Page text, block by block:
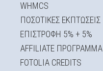
WHMCS
ΠΟΣΟΤΙΚΕΣ ΕΚΠΤΩΣΕΙΣ
ΕΠΙΣΤΡΟΦΗ 5% + 5%
AFFILIATE ΠΡΟΓΡΑΜΜΑ
FOTOLIA CREDITS